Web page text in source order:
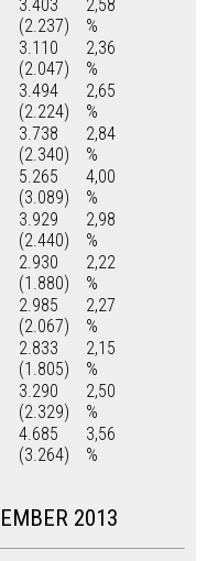
3.403
(2.237)
2,58
%
3.110
(2.047)
2,36
%
3.494
(2.224)
2,65
%
3.738
(2.340)
2,84
%
5.265
(3.089)
4,00
%
3.929
(2.440)
2,98
%
2.930
(1.880)
2,22
%
2.985
(2.067)
2,27
%
2.833
(1.805)
2,15
%
3.290
(2.329)
2,50
%
4.685
(3.264)
3,56
%
2013